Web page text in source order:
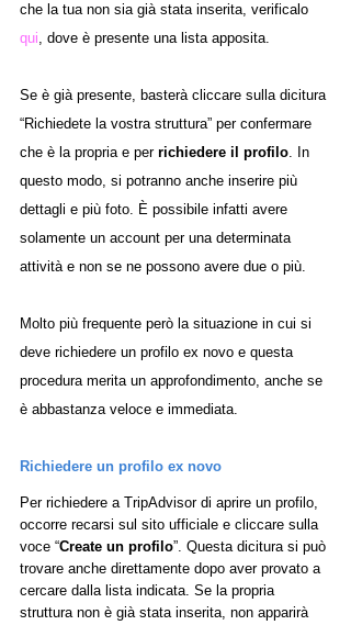
che la tua non sia già stata inserita, verificalo
qui, dove è presente una lista apposita.
Se è già presente, basterà cliccare sulla dicitura
“Richiedete la vostra struttura” per confermare
che è la propria e per richiedere il profilo. In
questo modo, si potranno anche inserire più
dettagli e più foto. È possibile infatti avere
solamente un account per una determinata
attività e non se ne possono avere due o più.
Molto più frequente però la situazione in cui si
deve richiedere un profilo ex novo e questa
procedura merita un approfondimento, anche se
è abbastanza veloce e immediata.
Richiedere un profilo ex novo
Per richiedere a TripAdvisor di aprire un profilo,
occorre recarsi sul sito ufficiale e cliccare sulla
voce “Create un profilo”. Questa dicitura si può
trovare anche direttamente dopo aver provato a
cercare dalla lista indicata. Se la propria
struttura non è già stata inserita, non apparirà